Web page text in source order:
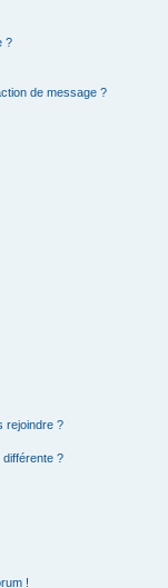
?
de message ?
rejoindre ?
?
!